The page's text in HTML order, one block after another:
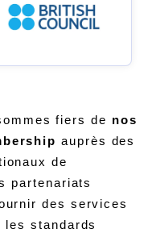
fiers de nos
auprès des
de
partenariats
des services
les standards